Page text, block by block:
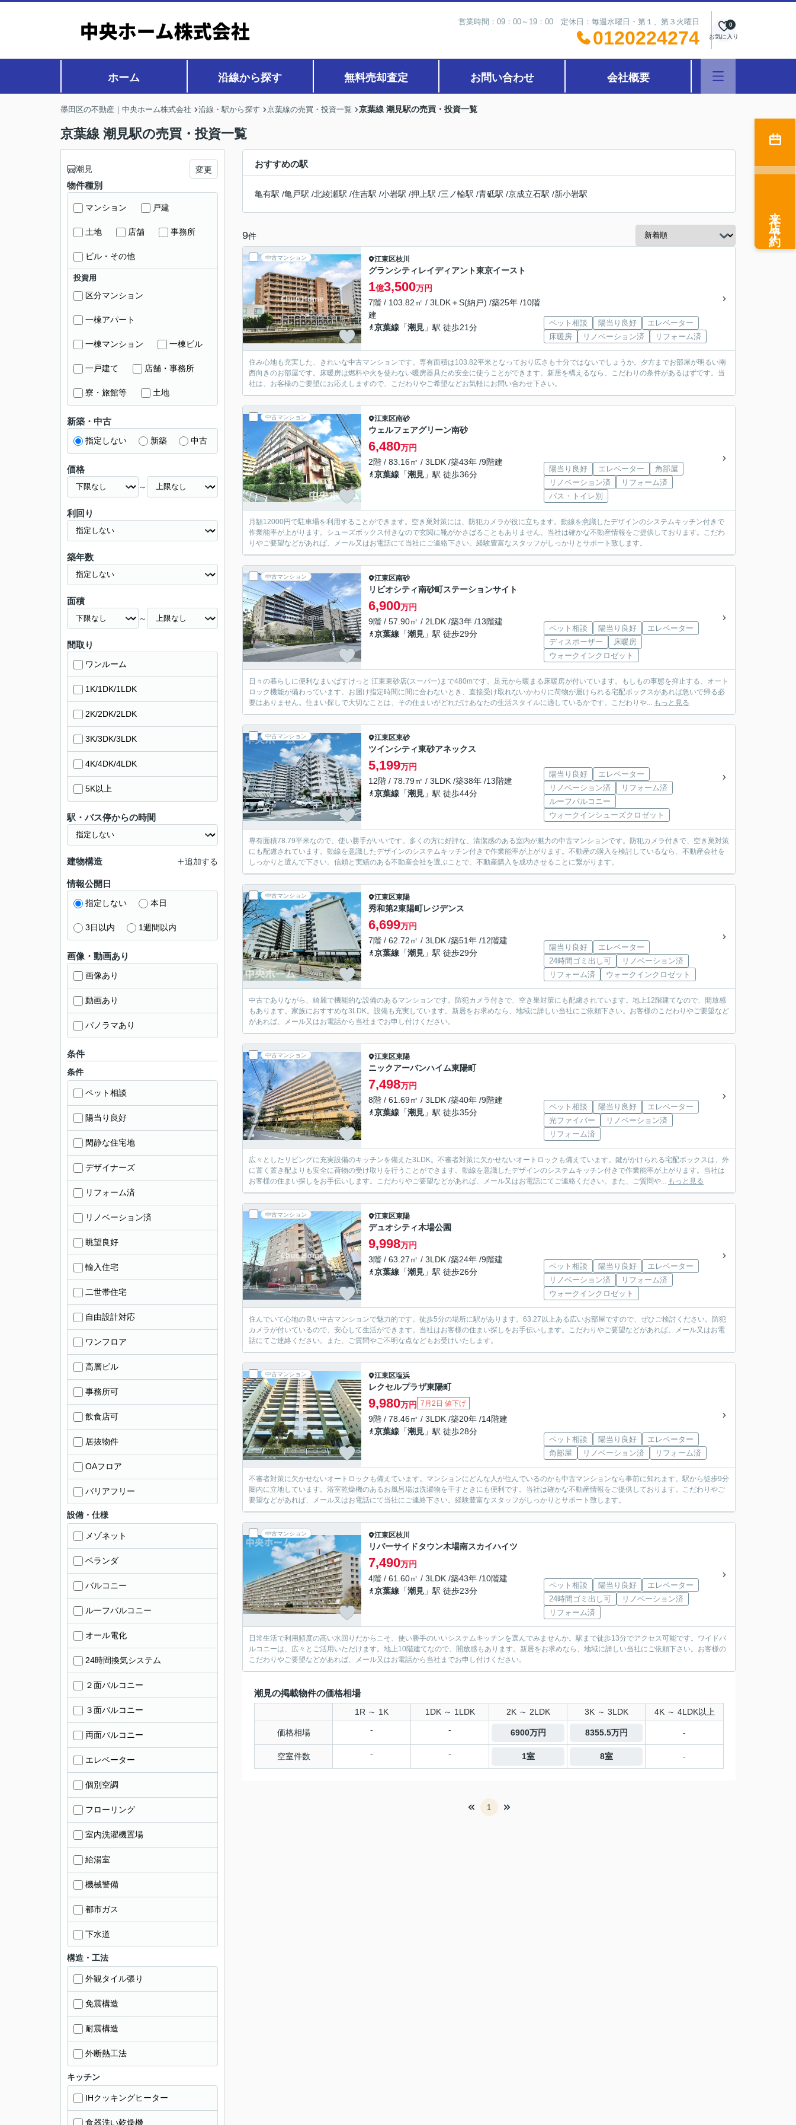
営業時間：09：00～19：00 定休日：毎週水曜日・第１、第３火曜日
0120224274 お気に入り
0
ホーム 沿線から探す 無料売却査定 お問い合わせ 会社概要
墨田区の不動産｜中央ホーム株式会社 沿線・駅から探す 京葉線の売買・投資一覧 京葉線 潮見駅の売買・投資一覧
京葉線 潮見駅の売買・投資一覧
おすすめの駅
亀有駅 /亀戸駅 /北綾瀬駅 /住吉駅 /小岩駅 /押上駅 /三ノ輪駅 /青砥駅 /京成立石駅 /新小岩駅
9件
中古マンション 江東区枝川
グランシティレイディアント東京イースト
1億3,500万円
7階 / 103.82㎡ / 3LDK＋S(納戸) /築25年 /10階
建
京葉線 「潮見 」駅 徒歩21分 ペット相談 陽当り良好
エレベーター
床暖房
リノベーション済 リフォーム済
住み心地も充実した、きれいな中古マンションです。専有面積は103.82平米となっており広さも十分ではないでしょうか。夕方までお部屋が明るい南
西向きのお部屋です。床暖房は燃料や火を使わない暖房器具ため安全に使うことができます。新居を構えるなら、こだわりの条件があるはずです。当
社は、お客様のご要望にお応えしますので、こだわりやご希望などお気軽にお問い合わせ下さい。
中古マンション 江東区南砂
ウェルフェアグリーン南砂
6,480万円
2階 / 83.16㎡ / 3LDK /築43年 /9階建
京葉線 「潮見 」駅 徒歩36分
陽当り良好 エレベーター
角部屋
リノベーション済
リフォーム済
バス・トイレ別
月額12000円で駐車場を利用することができます。空き巣対策には、防犯カメラが役に立ちます。動線を意識したデザインのシステムキッチン付きで
作業能率が上がります。シューズボックス付きなので玄関に靴がかさばることもありません。当社は確かな不動産情報をご提供しております。こだわ
りやご要望などがあれば、メール又はお電話にて当社にご連絡下さい。経験豊富なスタッフがしっかりとサポート致します。
中古マンション 江東区南砂
リビオシティ南砂町ステーションサイト
6,900万円
9階 / 57.90㎡ / 2LDK /築3年 /13階建
京葉線 「潮見 」駅 徒歩29分
ペット相談 陽当り良好
エレベーター
ディスポーザー
床暖房
ウォークインクロゼット
日々の暮らしに便利なまいばすけっと 江東東砂店(スーパー)まで480mです。足元から暖まる床暖房が付いています。もしもの事態を抑止する、オート
ロック機能が備わっています。お届け指定時間に間に合わないとき、直接受け取れないかわりに荷物が届けられる宅配ボックスがあれば急いで帰る必
要はありません。住まい探しで大切なことは、その住まいがどれだけあなたの生活スタイルに適しているかです。こだわりや... もっと見る
中古マンション 江東区東砂
ツインシティ東砂アネックス
5,199万円
12階 / 78.79㎡ / 3LDK /築38年 /13階建
京葉線 「潮見 」駅 徒歩44分
陽当り良好
エレベーター
リノベーション済
リフォーム済
ルーフバルコニー
ウォークインシューズクロゼット
専有面積78.79平米なので、使い勝手がいいです。多くの方に好評な、清潔感のある室内が魅力の中古マンションです。防犯カメラ付きで、空き巣対策
にも配慮されています。動線を意識したデザインのシステムキッチン付きで作業能率が上がります。不動産の購入を検討しているなら、不動産会社を
しっかりと選んで下さい。信頼と実績のある不動産会社を選ぶことで、不動産購入を成功させることに繋がります。
中古マンション 江東区東陽
秀和第2東陽町レジデンス
6,699万円
7階 / 62.72㎡ / 3LDK /築51年 /12階建
京葉線 「潮見 」駅 徒歩29分
陽当り良好
エレベーター
24時間ゴミ出し可
リノベーション済
リフォーム済
ウォークインクロゼット
中古でありながら、綺麗で機能的な設備のあるマンションです。防犯カメラ付きで、空き巣対策にも配慮されています。地上12階建てなので、開放感
もあります。家族におすすめな3LDK。設備も充実しています。新居をお求めなら、地域に詳しい当社にご依頼下さい。お客様のこだわりやご要望など
があれば、メール又はお電話から当社までお申し付けください。
中古マンション 江東区東陽
ニックアーバンハイム東陽町
7,498万円
8階 / 61.69㎡ / 3LDK /築40年 /9階建
京葉線 「潮見 」駅 徒歩35分
ペット相談 陽当り良好
エレベーター
光ファイバー
リノベーション済
リフォーム済
広々としたリビングに充実設備のキッチンを備えた3LDK。不審者対策に欠かせないオートロックも備えています。鍵がかけられる宅配ボックスは、外
に置く置き配よりも安全に荷物の受け取りを行うことができます。動線を意識したデザインのシステムキッチン付きで作業能率が上がります。当社は
お客様の住まい探しをお手伝いします。こだわりやご要望などがあれば、メール又はお電話にてご連絡ください。また、ご質問や... もっと見る
中古マンション 江東区東陽
デュオシティ木場公園
9,998万円
3階 / 63.27㎡ / 3LDK /築24年 /9階建
京葉線 「潮見 」駅 徒歩26分
ペット相談 陽当り良好
エレベーター
リノベーション済
リフォーム済
ウォークインクロゼット
住んでいて心地の良い中古マンションで魅力的です。徒歩5分の場所に駅があります。63.27以上ある広いお部屋ですので、ぜひご検討ください。防犯
カメラが付いているので、安心して生活ができます。当社はお客様の住まい探しをお手伝いします。こだわりやご要望などがあれば、メール又はお電
話にてご連絡ください。また、ご質問やご不明な点などもお受けいたします。
中古マンション 江東区塩浜
レクセルプラザ東陽町
9,980万円 7月2日 値下げ
9階 / 78.46㎡ / 3LDK /築20年 /14階建
京葉線 「潮見 」駅 徒歩28分
ペット相談 陽当り良好
エレベーター
角部屋
リノベーション済 リフォーム済
不審者対策に欠かせないオートロックも備えています。マンションにどんな人が住んでいるのかも中古マンションなら事前に知れます。駅から徒歩9分
圏内に立地しています。浴室乾燥機のあるお風呂場は洗濯物を干すときにも便利です。当社は確かな不動産情報をご提供しております。こだわりやご
要望などがあれば、メール又はお電話にて当社にご連絡下さい。経験豊富なスタッフがしっかりとサポート致します。
中古マンション 江東区枝川
リバーサイドタウン木場南スカイハイツ
7,490万円
4階 / 61.60㎡ / 3LDK /築43年 /10階建
京葉線 「潮見 」駅 徒歩23分
ペット相談 陽当り良好
エレベーター
24時間ゴミ出し可
リノベーション済
リフォーム済
日常生活で利用頻度の高い水回りだからこそ、使い勝手のいいシステムキッチンを選んでみませんか。駅まで徒歩13分でアクセス可能です。ワイドバ
ルコニーは、広々とご活用いただけます。地上10階建てなので、開放感もあります。新居をお求めなら、地域に詳しい当社にご依頼下さい。お客様の
こだわりやご要望などがあれば、メール又はお電話から当社までお申し付けください。
潮見の掲載物件の価格相場
1R ～ 1K 1DK ～ 1LDK 2K ～ 2LDK 3K ～ 3LDK 4K ～ 4LDK以上
価格相場 - - 6900万円 8355.5万円 -
空室件数 - - 1室 8室 -
1
潮見 変更
物件種別
マンション 戸建
土地 店舗 事務所
ビル・その他
投資用
区分マンション
一棟アパート
一棟マンション 一棟ビル
一戸建て 店舗・事務所
寮・旅館等 土地
新築・中古
指定しない 新築 中古
価格
～
利回り
築年数
面積
～
間取り
ワンルーム
1K/1DK/1LDK
2K/2DK/2LDK
3K/3DK/3LDK
4K/4DK/4LDK
5K以上
駅・バス停からの時間
建物構造 追加する
情報公開日
指定しない 本日
3日以内 1週間以内
画像・動画あり
画像あり
動画あり
パノラマあり
条件
条件
ペット相談
陽当り良好
閑静な住宅地
デザイナーズ
リフォーム済
リノベーション済
眺望良好
輸入住宅
二世帯住宅
自由設計対応
ワンフロア
高層ビル
事務所可
飲食店可
居抜物件
OAフロア
バリアフリー
設備・仕様
メゾネット
ベランダ
バルコニー
ルーフバルコニー
オール電化
24時間換気システム
２面バルコニー
３面バルコニー
両面バルコニー
エレベーター
個別空調
フローリング
室内洗濯機置場
給湯室
機械警備
都市ガス
下水道
構造・工法
外観タイル張り
免震構造
耐震構造
外断熱工法
キッチン
IHクッキングヒーター
食器洗い乾燥機
来店予約